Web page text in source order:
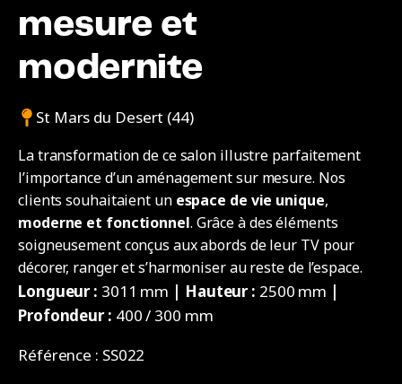
mesure et
modernite
St Mars du Desert (44)
La transformation de ce salon illustre parfaitement
l’importance d’un aménagement sur mesure. Nos
clients souhaitaient un espace de vie unique,
moderne et fonctionnel. Grâce à des éléments
soigneusement conçus aux abords de leur TV pour
décorer, ranger et s’harmoniser au reste de l’espace.
Longueur : 3011 mm | Hauteur : 2500 mm |
Profondeur : 400 / 300 mm
Référence : SS022